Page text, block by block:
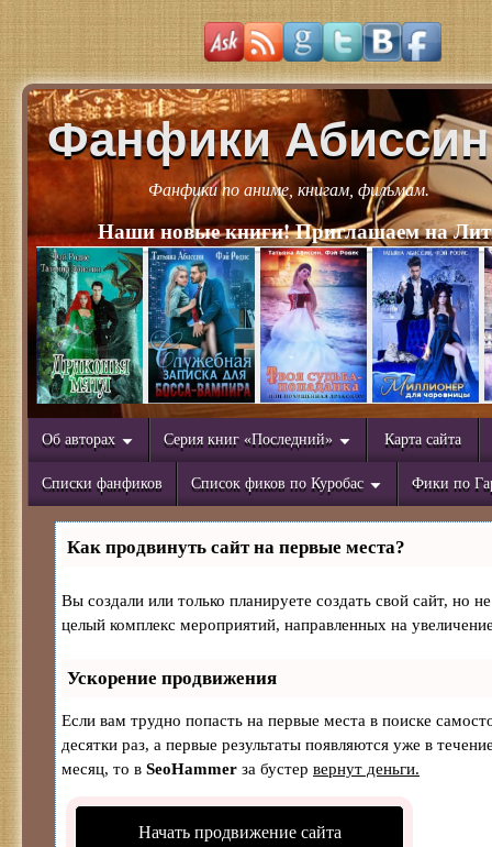
Фанфики Абиссин
Фанфики по аниме, книгам, фильмам.
Наши новые книги! Приглашаем на
Об авторах Серия книг «Последний» Карта сайта
Списки фанфиков Список фиков по Куробас Фики по
Как продвинуть сайт на первые места?
Вы создали или только планируете создать свой сайт, но
целый комплекс мероприятий, направленных на
Ускорение продвижения
Если вам трудно попасть на первые места в поиске
десятки раз, а первые результаты появляются уже в
месяц, то в SeoHammer за бустер вернут деньги.
Начать продвижение сайта